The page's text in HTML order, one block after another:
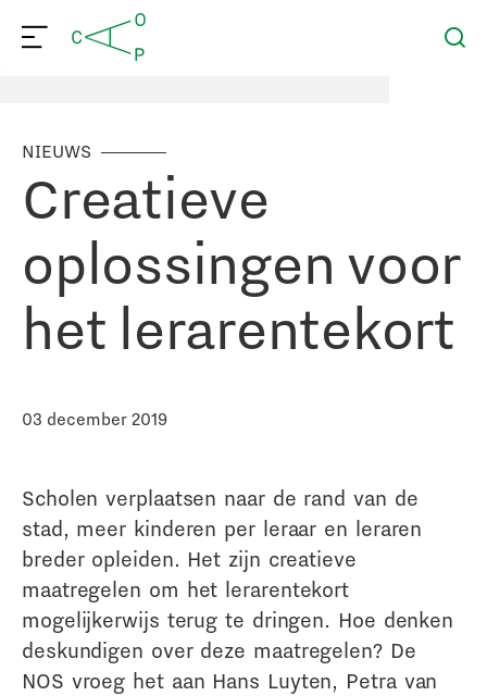
NIEUWS
Creatieve
oplossingen voor
het lerarentekort
03 december 2019
Scholen verplaatsen naar de rand van de
stad, meer kinderen per leraar en leraren
breder opleiden. Het zijn creatieve
maatregelen om het lerarentekort
mogelijkerwijs terug te dringen. Hoe denken
deskundigen over deze maatregelen? De
NOS vroeg het aan Hans Luyten, Petra van